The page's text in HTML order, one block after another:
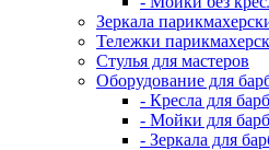
Зеркала
Тележки
Стулья для мастеров
Оборудование для
- Кресла для
- Мойки для
- Зеркала для